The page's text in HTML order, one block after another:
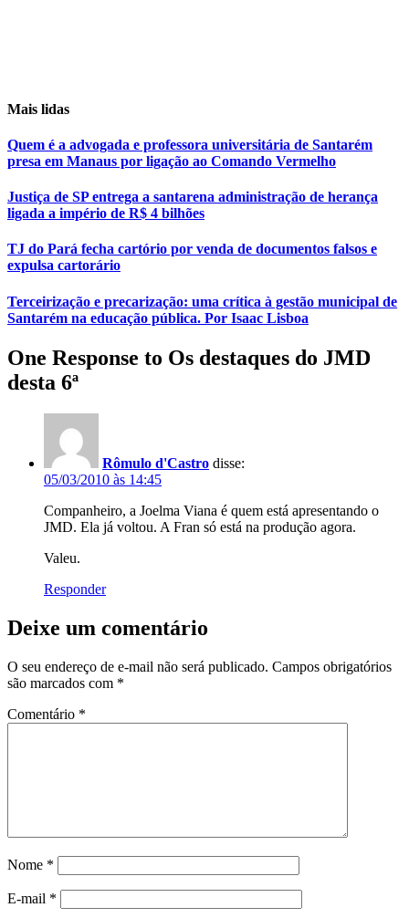
Mais lidas
Quem é a advogada e professora universitária de Santarém
presa em Manaus por ligação ao Comando Vermelho
Justiça de SP entrega a santarena administração de herança
ligada a império de R$ 4 bilhões
TJ do Pará fecha cartório por venda de documentos falsos e
expulsa cartorário
Terceirização e precarização: uma crítica à gestão municipal de
Santarém na educação pública. Por Isaac Lisboa
One Response to Os destaques do JMD
desta 6ª
Rômulo d'Castro disse:
05/03/2010 às 14:45
Companheiro, a Joelma Viana é quem está apresentando o
JMD. Ela já voltou. A Fran só está na produção agora.
Valeu.
Responder
Deixe um comentário
O seu endereço de e-mail não será publicado. Campos obrigatórios
são marcados com *
Comentário *
Nome *
E-mail *